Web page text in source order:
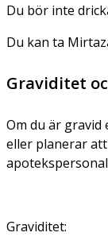
Du bör inte
Du kan ta
Graviditet
Om du är
eller planerar
Graviditet: